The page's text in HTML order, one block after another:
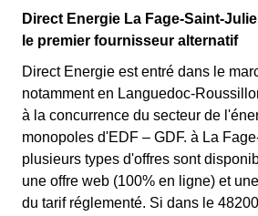
Direct Energie La Fage-Saint-
le premier fournisseur alternatif
Direct Energie est entré dans le
notamment en Languedoc-
à la concurrence du secteur de
monopoles d'EDF – GDF. à La
plusieurs types d'offres sont
une offre web (100% en ligne) et
du tarif réglementé. Si dans le